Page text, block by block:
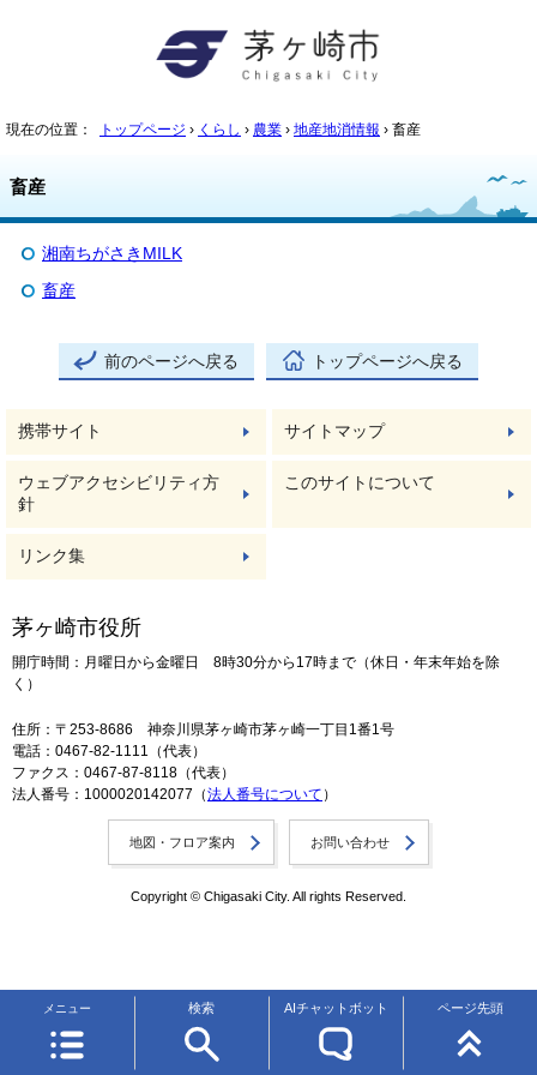
現在の位置： トップページ › くらし › 農業 › 地産地消情報 › 畜産
畜産
湘南ちがさきMILK
畜産
前のページへ戻る トップページへ戻る
メニュー 検索 AIチャットボット ページ先頭
携帯サイト サイトマップ
ウェブアクセシビリティ方
針
このサイトについて
リンク集
茅ヶ崎市役所
開庁時間：月曜日から金曜日 8時30分から17時まで（休日・年末年始を除
く）
住所：〒253-8686 神奈川県茅ヶ崎市茅ヶ崎一丁目1番1号
電話：0467-82-1111（代表）
ファクス：0467-87-8118（代表）
法人番号：1000020142077（法人番号について ）
地図・フロア案内 お問い合わせ
Copyright © Chigasaki City. All rights Reserved.